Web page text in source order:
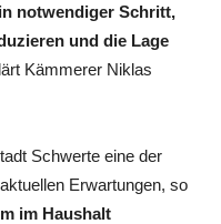
notwendiger Schritt,
und die Lage
Kämmerer Niklas
Schwerte eine der
Erwartungen, so
im Haushalt